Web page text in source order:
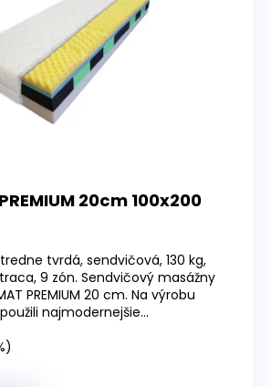
20cm 100x200
tvrdá, sendvičová, 130 kg,
9 zón. Sendvičový masážny
PREMIUM 20 cm. Na výrobu
najmodernejšie...